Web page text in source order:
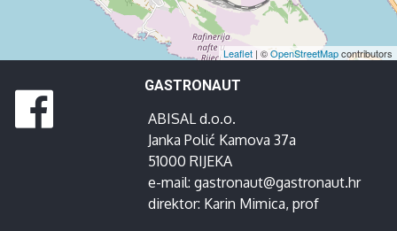
Leaflet | ©OpenStreetMapcontributors
GASTRONAUT
ABISAL d.o.o.
Janka Polić Kamova 37a
51000 RIJEKA
e-mail: gastronaut@gastronaut.hr
direktor: Karin Mimica, prof